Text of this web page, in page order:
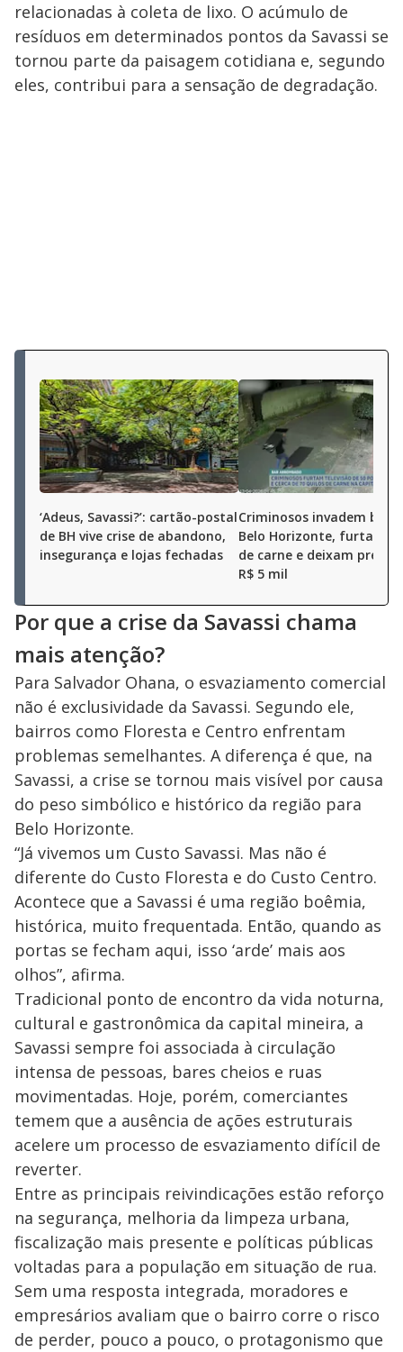
relacionadas à coleta de lixo. O acúmulo de
resíduos em determinados pontos da Savassi se
tornou parte da paisagem cotidiana e, segundo
eles, contribui para a sensação de degradação.
‘Adeus, Savassi?’: cartão-postal
de BH vive crise de abandono,
insegurança e lojas fechadas
Criminosos invadem bar
Belo Horizonte, furtam
de carne e deixam
R$ 5 mil
Por que a crise da Savassi chama
mais atenção?
Para Salvador Ohana, o esvaziamento comercial
não é exclusividade da Savassi. Segundo ele,
bairros como Floresta e Centro enfrentam
problemas semelhantes. A diferença é que, na
Savassi, a crise se tornou mais visível por causa
do peso simbólico e histórico da região para
Belo Horizonte.
“Já vivemos um Custo Savassi. Mas não é
diferente do Custo Floresta e do Custo Centro.
Acontece que a Savassi é uma região boêmia,
histórica, muito frequentada. Então, quando as
portas se fecham aqui, isso ‘arde’ mais aos
olhos”, afirma.
Tradicional ponto de encontro da vida noturna,
cultural e gastronômica da capital mineira, a
Savassi sempre foi associada à circulação
intensa de pessoas, bares cheios e ruas
movimentadas. Hoje, porém, comerciantes
temem que a ausência de ações estruturais
acelere um processo de esvaziamento difícil de
reverter.
Entre as principais reivindicações estão reforço
na segurança, melhoria da limpeza urbana,
fiscalização mais presente e políticas públicas
voltadas para a população em situação de rua.
Sem uma resposta integrada, moradores e
empresários avaliam que o bairro corre o risco
de perder, pouco a pouco, o protagonismo que